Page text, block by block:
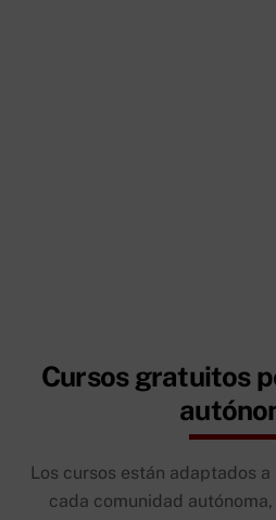
Cursos gratuitos
Los cursos están adaptados
cada comunidad